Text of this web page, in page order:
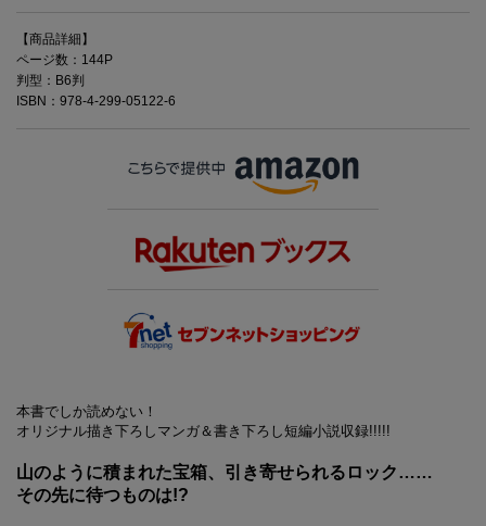
【商品詳細】
ページ数：144P
判型：B6判
ISBN：978-4-299-05122-6
本書でしか読めない！
オリジナル描き下ろしマンガ＆書き下ろし短編小説収録!!!!!
山のように積まれた宝箱、引き寄せられるロック……
その先に待つものは!?